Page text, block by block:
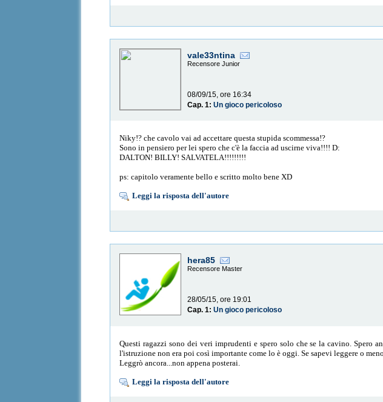
vale33ntina
Recensore Junior
08/09/15, ore 16:34
Cap. 1:Un gioco pericoloso
Niky!? che cavolo vai ad accettare questa stupida scommessa!?
Sono in pensiero per lei spero che c'è la faccia ad uscirne viva!!!! D:
DALTON! BILLY! SALVATELA!!!!!!!!!
ps: capitolo veramente bello e scritto molto bene XD
Leggi la risposta dell'autore
hera85
Recensore Master
28/05/15, ore 19:01
Cap. 1:Un gioco pericoloso
Questi ragazzi sono dei veri imprudenti e spero solo che se la cavino. Spero
l'istruzione non era poi così importante come lo è oggi. Se sapevi leggere o
Leggrò ancora...non appena posterai.
Leggi la risposta dell'autore